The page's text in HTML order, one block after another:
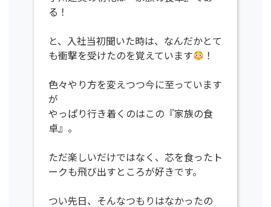
る！
と、入社当初聞いた時は、なんだかとて
も衝撃を受けたのを覚えています
！
色々やり方を変えつつ今に至っています
が
やっぱり行き着くのはこの『家族の食
卓』。
ただ楽しいだけではなく、芯を食ったト
ークも飛び出すところが好きです。
つい先日、そんなつもりはなかったの